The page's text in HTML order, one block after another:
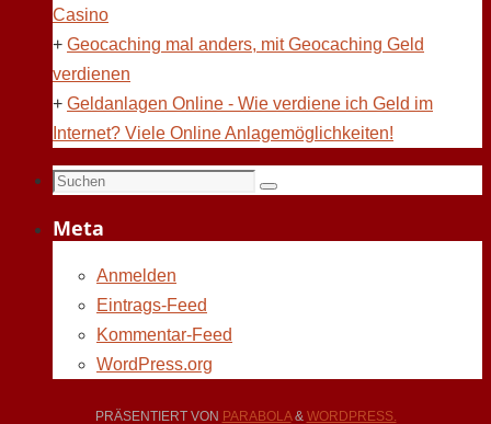
Casino
+ Geocaching mal anders, mit Geocaching Geld
verdienen
+ Geldanlagen Online - Wie verdiene ich Geld im
Internet? Viele Online Anlagemöglichkeiten!
Suchen
Suchen
Meta
Anmelden
Eintrags-Feed
Kommentar-Feed
WordPress.org
PRÄSENTIERT VON PARABOLA& WORDPRESS.